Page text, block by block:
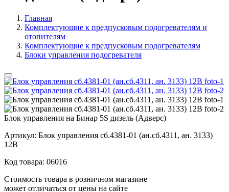
Главная
Комплектующие к предпусковым подогревателям и
отопителям
Комплектующие к предпусковым подогревателям
Блоки управления подогревателя
Блок управления на Бинар 5S дизель (Адверс)
Артикул: Блок управления сб.4381-01 (ан.сб.4311, ан. 3133)
12В
Код товара: 06016
Стоимость товара в розничном магазине
может отличаться от цены на сайте